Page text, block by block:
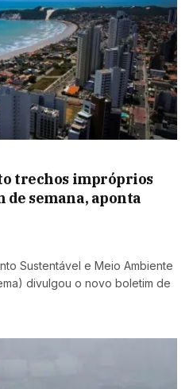
trechos impróprios
semana, aponta
Sustentável e Meio Ambiente
divulgou o novo boletim de